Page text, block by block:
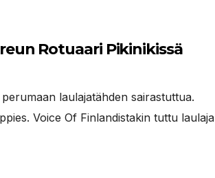
Rotuaari Pikinikissä
laulajatähden sairastuttua.
Voice Of Finlandistakin tuttu laulaja